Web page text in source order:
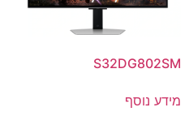
S32DG802SM
מידע נוסף